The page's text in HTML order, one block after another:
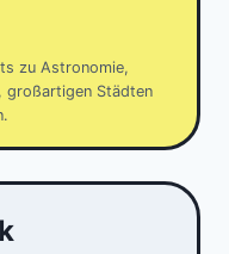
zu Astronomie,
großartigen Städten